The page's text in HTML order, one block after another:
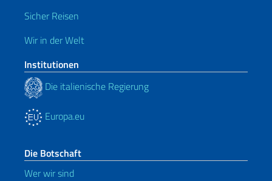
Sicher Reisen
Wir in der Welt
Institutionen
Die italienische Regierung
Europa.eu
Die Botschaft
Wer wir sind